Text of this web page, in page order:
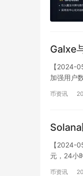
Galxe
【2024-
加强用户
币资讯
【2024-
元，24小
币资讯